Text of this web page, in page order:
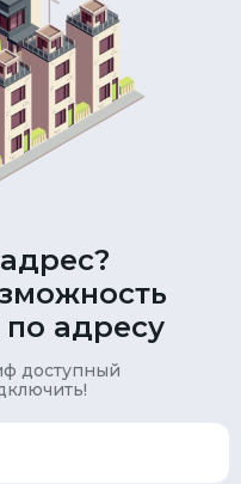
адресу
доступный